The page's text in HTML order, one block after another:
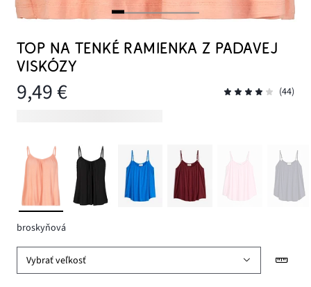
TOP NA TENKÉ RAMIENKA Z PADAVEJ
VISKÓZY
9,49 € (44)
broskyňová
Vybrať veľkosť